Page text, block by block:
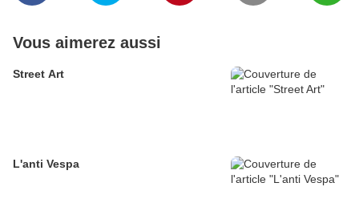
Vous aimerez aussi
Street Art
L'anti Vespa